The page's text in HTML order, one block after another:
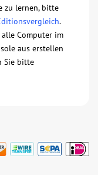
zu lernen, bitte
.
Computer im
aus erstellen
Sie bitte